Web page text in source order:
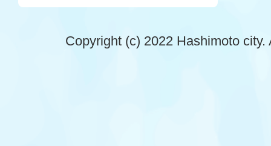
Copyright (c) 2022 Hashimoto